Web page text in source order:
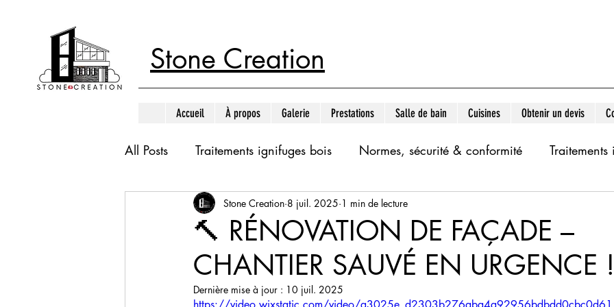
Stone Creation
Accueil À propos Galerie Prestations Salle de bain Cuisines Obtenir un devis
All Posts Traitements ignifuges bois Normes, sécurité & conformité
Menuiserie bois & aménagements Menuiserie bois
Rénovation intérieur Renovation salle de bain Vaud Salle de bain Rénovation
🔨 RÉNOVATION DE FAÇADE –
CHANTIER SAUVÉ EN URGENCE !
Stone Creation 8 juil. 2025 1 min de lecture
Dernière mise à jour : 10 juil. 2025